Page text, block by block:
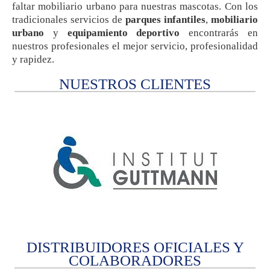
faltar mobiliario urbano para nuestras mascotas. Con los
tradicionales servicios de parques infantiles, mobiliario
urbano y equipamiento deportivo encontrarás en
nuestros profesionales el mejor servicio, profesionalidad
y rapidez.
NUESTROS CLIENTES
DISTRIBUIDORES OFICIALES Y
COLABORADORES